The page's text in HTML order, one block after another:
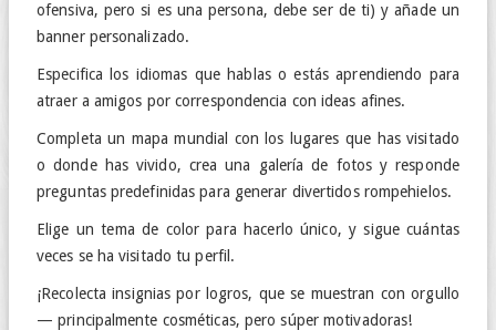
ofensiva, pero si es una persona, debe ser de ti) y añade un
banner personalizado.
Especifica los idiomas que hablas o estás aprendiendo para
atraer a amigos por correspondencia con ideas afines.
Completa un mapa mundial con los lugares que has visitado
o donde has vivido, crea una galería de fotos y responde
preguntas predefinidas para generar divertidos rompehielos.
Elige un tema de color para hacerlo único, y sigue cuántas
veces se ha visitado tu perfil.
¡Recolecta insignias por logros, que se muestran con orgullo
— principalmente cosméticas, pero súper motivadoras!